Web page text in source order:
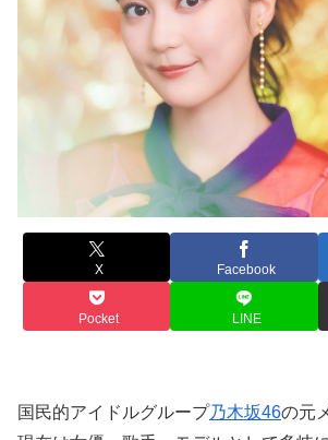
X Facebook
Pocket LINE
国民的アイドルグループ乃木坂46の元